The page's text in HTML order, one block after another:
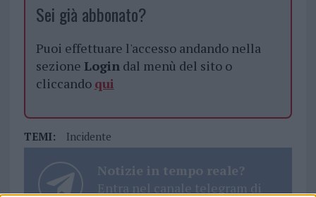
Sei già abbonato?
Puoi effettuare l'accesso andando nella
sezione Logindal menù del sito o
cliccando qui
TEMI: Incidente
Notizie in tempo reale?
Entra nel canale telegram di